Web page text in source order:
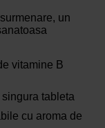
un
vitamine B
tableta
cu aroma de